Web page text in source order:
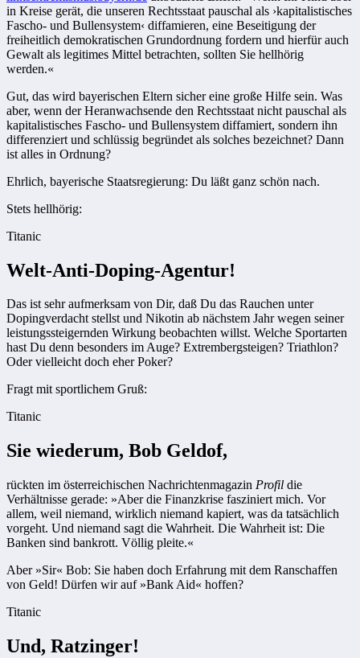
in Kreise gerät, die unseren Rechtsstaat pauschal als ›kapitalistisches
Fascho- und Bullensystem‹ diffamieren, eine Beseitigung der
freiheitlich demokratischen Grundordnung fordern und hierfür auch
Gewalt als legitimes Mittel betrachten, sollten Sie hellhörig
werden.«
Gut, das wird bayerischen Eltern sicher eine große Hilfe sein. Was
aber, wenn der Heranwachsende den Rechtsstaat nicht pauschal als
kapitalistisches Fascho- und Bullensystem diffamiert, sondern ihn
differenziert und schlüssig begründet als solches bezeichnet? Dann
ist alles in Ordnung?
Ehrlich, bayerische Staatsregierung: Du läßt ganz schön nach.
Stets hellhörig:
Titanic
Welt-Anti-Doping-Agentur!
Das ist sehr aufmerksam von Dir, daß Du das Rauchen unter
Dopingverdacht stellst und Nikotin ab nächstem Jahr wegen seiner
leistungssteigernden Wirkung beobachten willst. Welche Sportarten
hast Du denn besonders im Auge? Extrembergsteigen? Triathlon?
Oder vielleicht doch eher Poker?
Fragt mit sportlichem Gruß:
Titanic
Sie wiederum, Bob Geldof,
rückten im österreichischen Nachrichtenmagazin Profil die
Verhältnisse gerade: »Aber die Finanzkrise fasziniert mich. Vor
allem, weil niemand, wirklich niemand kapiert, was da tatsächlich
vorgeht. Und niemand sagt die Wahrheit. Die Wahrheit ist: Die
Banken sind bankrott. Völlig pleite.«
Aber »Sir« Bob: Sie haben doch Erfahrung mit dem Ranschaffen
von Geld! Dürfen wir auf »Bank Aid« hoffen?
Titanic
Und, Ratzinger!